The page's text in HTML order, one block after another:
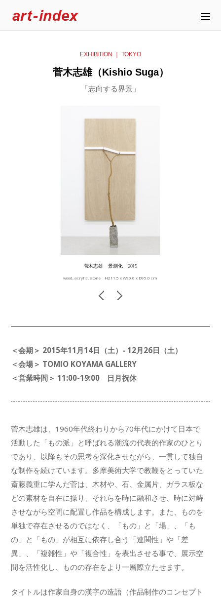
EXHIBITION ｜ TOKYO
菅木志雄（Kishio Suga）
「志向する界景」
菅木志雄 景測化 2015
wood, acrylic, stone H211.5 x W90.0 x D95.0 cm
＜会期＞ 2015年11月14日（土）- 12月26日（土）
＜会場＞ TOMIO KOYAMA GALLERY
＜営業時間＞ 11:00-19:00 日月祝休
菅木志雄は、1960年代終わりから70年代にかけて日本で
活動した「もの派」と呼ばれる潮流の代表的作家のひとり
であり、以降もその思考を深化させながら、一貫して独自
な制作を続けています。多摩美術大学で教鞭をとっていた
斎藤義重に学んだ菅は、木材や、石、金属片、ガラス板な
どの素材を自在に操り、それらを時に融和させ、時に対峙
させながら空間に配置し作品を構成します。また、ものを
単独で存在させるのではなく、「もの」と「場」、「も
の」と「もの」が相互に依存し合う「連関性」や「差
異」、「複雑性」や「複合性」を表出させる事で、展示空
間を活性化し、ものの存在をより一層際立たせます。
タイトルは作家自身の漢字の造語（作品制作のコンセプト